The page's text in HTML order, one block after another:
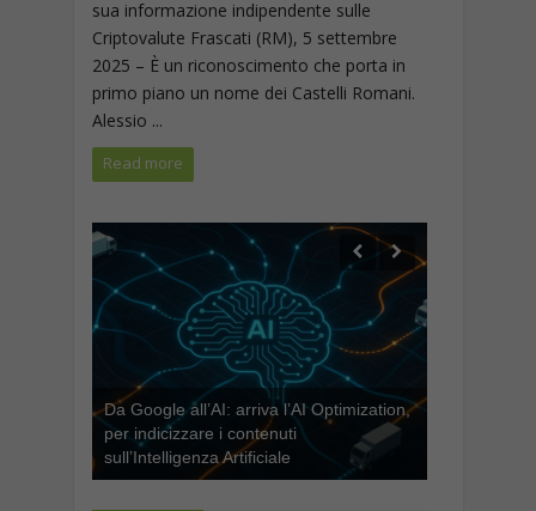
sua informazione indipendente sulle
Criptovalute Frascati (RM), 5 settembre
2025 – È un riconoscimento che porta in
primo piano un nome dei Castelli Romani.
Alessio ...
Read more
Da Google all’AI: arriva l’AI Optimization,
per indicizzare i contenuti
sull’Intelligenza Artificiale